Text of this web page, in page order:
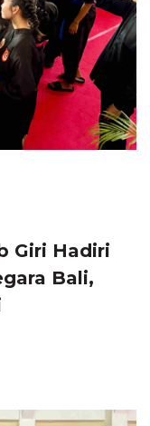
Giri Hadiri
Bali,